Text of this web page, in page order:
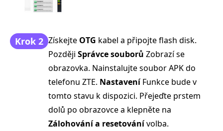
Krok 2 Získejte OTG kabel a připojte flash disk.
Později Správce souborů Zobrazí se
obrazovka. Nainstalujte soubor APK do
telefonu ZTE. NastaveníFunkce bude v
tomto stavu k dispozici. Přejeďte prstem
dolů po obrazovce a klepněte na
Zálohování a resetovánívolba.